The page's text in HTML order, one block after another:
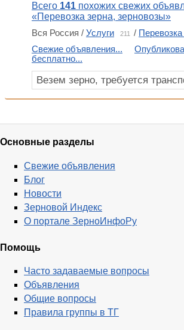
Всего 141 похожих свежих
«Перевозка зерна, зерновозы»
Вся Россия / Услуги 211 /
Свежие объявления...
бесплатно...
Основные разделы
Свежие объявления
Блог
Новости
Зерновой Индекс
О портале ЗерноИнфоРу
Помощь
Часто задаваемые вопросы
Объявления
Общие вопросы
Правила группы в ТГ